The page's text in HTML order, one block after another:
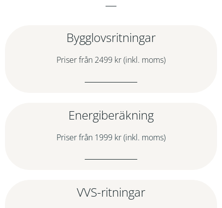
Bygglovsritningar
Priser från 2499 kr (inkl. moms)
Energiberäkning
Priser från 1999 kr (inkl. moms)
VVS-ritningar